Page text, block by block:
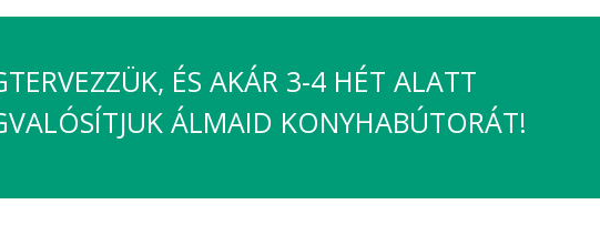
ÉS AKÁR 3-4 HÉT ALATT
ÁLMAID KONYHABÚTORÁT!